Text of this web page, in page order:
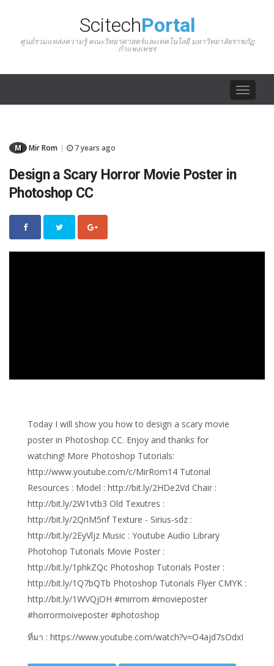
ScitechPortal
ศูนย์รวมแหล่งความรู้ คณะวิทยาศาสตร์และเทคโนโลยี มหาวิทยาลัยราชภัฏ
กำแพงเพชร
Toggle
M Mir Rom 7 years ago
Design a Scary Horror Movie Poster in
Photoshop CC
Today I will show you how to design a scary movie
poster in Photoshop CC. Enjoy and thanks for
watching! More Photoshop Tutorials:
http://www.youtube.com/c/MirRom14 Tutorial
Resources : Model : http://bit.ly/2HDe2Vd Chair :
http://bit.ly/2W1vtb3 Old Texutres :
http://bit.ly/2QnM5nf Texture - Sirius-sdz :
http://bit.ly/2EyVljz Music : Youtube Audio Library
Photohop Tutorials Movie Poster :
http://bit.ly/1phkZQc Photoshop Tutorials Poster :
http://bit.ly/1Q7bQTb Photoshop Tutorials Flyer CMYK :
http://bit.ly/1WVQjOH #mirrom #movieposter
#horrormoiveposter #photoshop
ที่มา : https://www.youtube.com/watch?v=O4ajd7sOdxI